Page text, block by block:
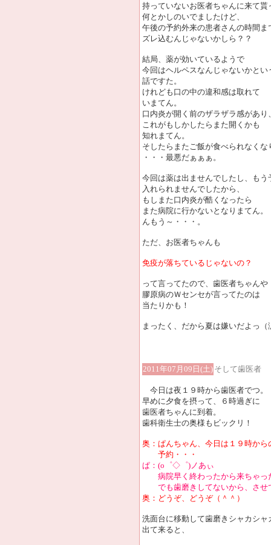
持っていないお医者ちゃんに来て貰
何とかしのいでましたけど、
午後の予約外来の患者さんの時間ま
ズレ込むんじゃないかしら？？
結局、薬が効いているようで
今回はヘルペスなんじゃないかとい
話ですた。
けれども口の中の違和感は取れて
いまてん。
口内炎が開く前のザラザラ感があり
これがもしかしたらまた開くかも
知れまてん。
そしたらまたご飯が食べられなくな
・・・最悪だぁぁぁ。
今回は薬は出ませんでしたし、もう
入れられませんでしたから、
もしまた口内炎が酷くなったら
また病院に行かないとなりまてん。
んもう～・・・。
ただ、お医者ちゃんも
免疫が落ちているじゃないの？
って言ってたので、歯医者ちゃんや
膠原病のＷセンセが言ってたのは
当たりかも！
まったく、だから夏は嫌いだよっ（
2011年07月09日(土) そして歯医者
今日は夜１９時から歯医者でつ。
早めに夕食を摂って、６時過ぎに
歯医者ちゃんに到着。
歯科衛生士の奥様もビックリ！
奥：ぱんちゃん、今日は１９時から
予約・・・
ぱ：(o゜◇゜)ノあぃ
病院早く終わったから来ちゃっ
でも歯磨きしてないから、させ
奥：どうぞ、どうぞ（＾＾）
洗面台に移動して歯磨きシャカシャ
出て来ると、